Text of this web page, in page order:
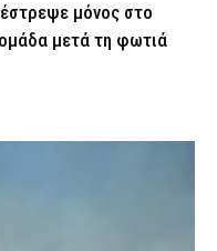
Τρεις ηλικιωμένοι
και συνελήφθη και
του νοσοκομείου και
μόνος στο
μετά τη φωτιά